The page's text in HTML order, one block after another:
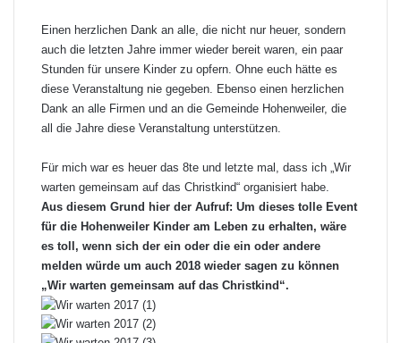
Einen herzlichen Dank an alle, die nicht nur heuer, sondern
auch die letzten Jahre immer wieder bereit waren, ein paar
Stunden für unsere Kinder zu opfern. Ohne euch hätte es
diese Veranstaltung nie gegeben. Ebenso einen herzlichen
Dank an alle Firmen und an die Gemeinde Hohenweiler, die
all die Jahre diese Veranstaltung unterstützen.
Für mich war es heuer das 8te und letzte mal, dass ich „Wir
warten gemeinsam auf das Christkind“ organisiert habe.
Aus diesem Grund hier der Aufruf: Um dieses tolle Event
für die Hohenweiler Kinder am Leben zu erhalten, wäre
es toll, wenn sich der ein oder die ein oder andere
melden würde um auch 2018 wieder sagen zu können
„Wir warten gemeinsam auf das Christkind“.